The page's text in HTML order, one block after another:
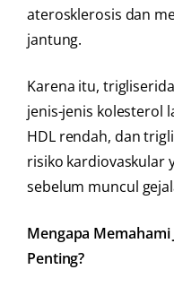
aterosklerosis dan
jantung.
Karena itu,
jenis-jenis kolesterol
HDL rendah, dan
risiko kardiovaskular
sebelum muncul
Mengapa Memahami
Penting?